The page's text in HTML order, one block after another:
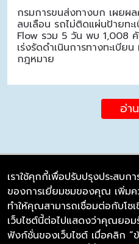
กรมการขนส่งทางบก เผยผ
ลบเลือน รถไม่ติดแผ่นป้ายท
Flow รวม 5 วัน พบ 1,008
เร่งรัดดำเนินการทางทะเบี
กฎหมาย
อ่า
บริษัท ซิมลิงค์ จำกัด
98/226 Bangrakyai-Baanmai
Bangyai, Nonthaburi 11140
เราใช้คุกกี้เพื่อปรับปรุงประสบ
ของการเยี่ยมชมของคุณ เพิ่มค
ทำให้คุณสามารถเชื่อมต่อกับโซ
เว็บไซต์นี้ต่อไปแสดงว่าคุณยอม
ฟังก์ชั่นของเว็บไซต์ เมื่อคลิก